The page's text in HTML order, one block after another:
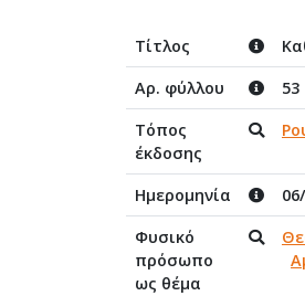
Τίτλος
Αρ. φύλλου
53
Τόπος
έκδοσης
Ημερομηνία
Φυσικό
πρόσωπο
ως θέμα